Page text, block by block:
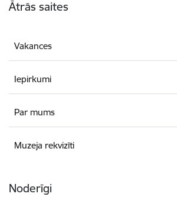
Ātrās saites
Vakances
Iepirkumi
Par mums
Muzeja rekvizīti
Noderīgi